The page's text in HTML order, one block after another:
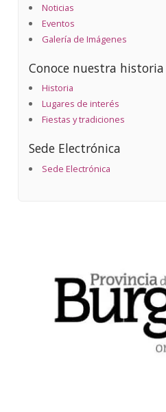
Noticias
Eventos
Galería de Imágenes
Conoce nuestra historia
Historia
Lugares de interés
Fiestas y tradiciones
Sede Electrónica
Sede Electrónica